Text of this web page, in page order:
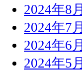
2024年8月
2024年7月
2024年6月
2024年5月